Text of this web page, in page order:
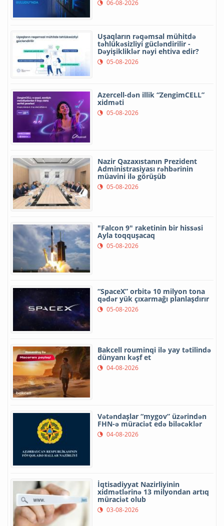
06-08-2026
Uşaqların rəqəmsal mühitdə
təhlükəsizliyi gücləndirilir -
Dəyişikliklər nəyi ehtiva edir?
05-08-2026
Azercell-dən illik “ZengimCELL”
xidməti
05-08-2026
Nazir Qazaxıstanın Prezident
Administrasiyası rəhbərinin
müavini ilə görüşüb
05-08-2026
"Falcon 9" raketinin bir hissəsi
Ayla toqquşacaq
05-08-2026
“SpaceX” orbitə 10 milyon tona
qədər yük çıxarmağı planlaşdırır
05-08-2026
Bakcell rouminqi ilə yay tətilində
dünyanı kəşf et
04-08-2026
Vətəndaşlar “mygov” üzərindən
FHN-ə müraciət edə biləcəklər
04-08-2026
İqtisadiyyat Nazirliyinin
xidmətlərinə 13 milyondan artıq
müraciət olub
03-08-2026